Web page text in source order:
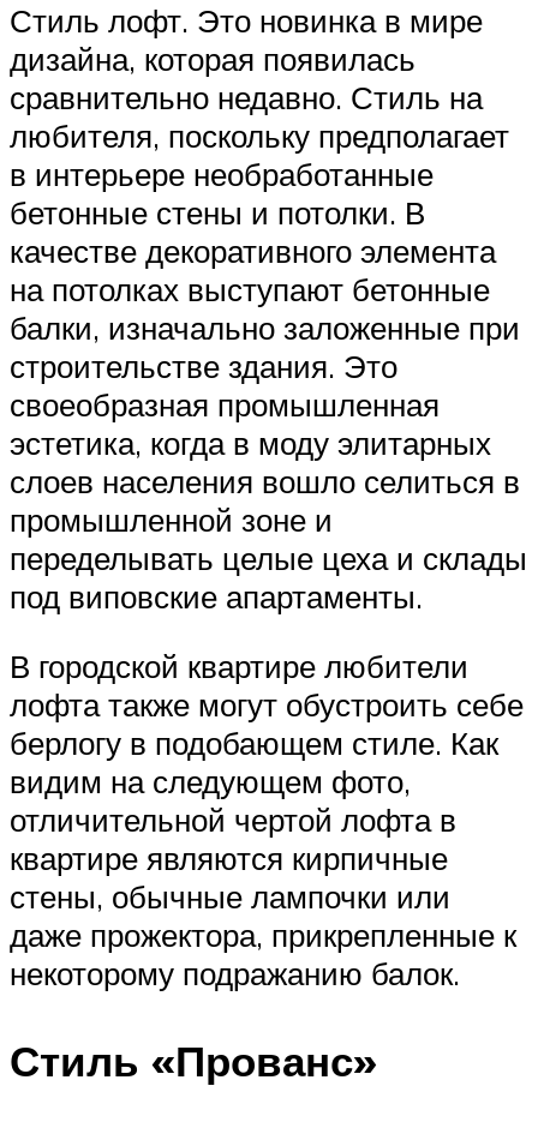
Стиль лофт. Это новинка в мире
дизайна, которая появилась
сравнительно недавно. Стиль на
любителя, поскольку предполагает
в интерьере необработанные
бетонные стены и потолки. В
качестве декоративного элемента
на потолках выступают бетонные
балки, изначально заложенные при
строительстве здания. Это
своеобразная промышленная
эстетика, когда в моду элитарных
слоев населения вошло селиться в
промышленной зоне и
переделывать целые цеха и склады
под виповские апартаменты.
В городской квартире любители
лофта также могут обустроить себе
берлогу в подобающем стиле. Как
видим на следующем фото,
отличительной чертой лофта в
квартире являются кирпичные
стены, обычные лампочки или
даже прожектора, прикрепленные к
некоторому подражанию балок.
Стиль «Прованс»